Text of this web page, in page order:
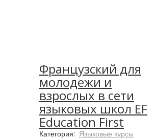
Французский для
молодежи и
взрослых в сети
языковых школ EF
Education First
Категория: Языковые курсы